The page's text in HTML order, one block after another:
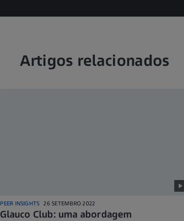
Artigos relacionados
PEER INSIGHTS 26 SETEMBRO 2022
Glauco Club: uma abordagem